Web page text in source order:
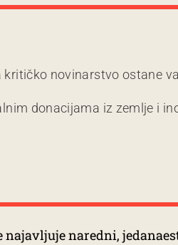
novinarstvo ostane
donacijama iz zemlje i
najavljuje naredni,